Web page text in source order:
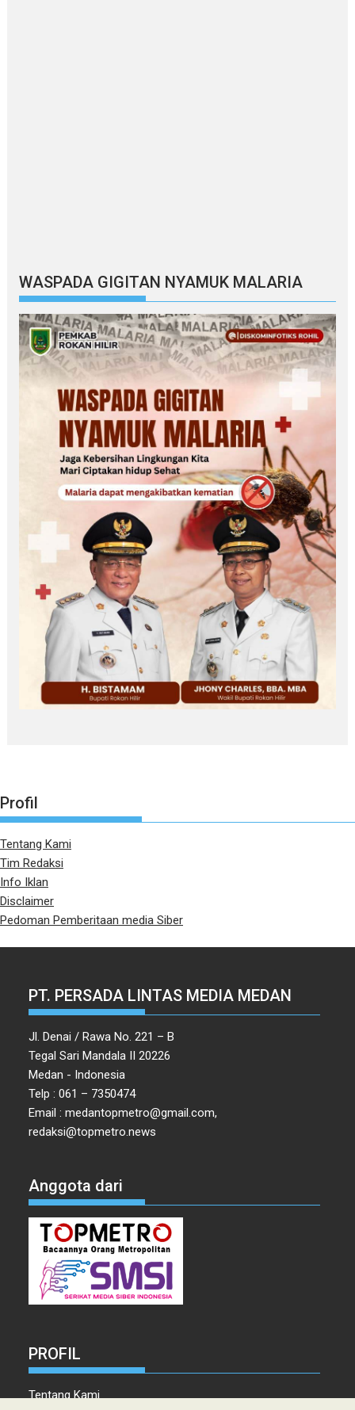
WASPADA GIGITAN NYAMUK MALARIA
Profil
Tentang Kami
Tim Redaksi
Info Iklan
Disclaimer
Pedoman Pemberitaan media Siber
PT. PERSADA LINTAS MEDIA MEDAN
Jl. Denai / Rawa No. 221 – B
Tegal Sari Mandala II 20226
Medan - Indonesia
Telp : 061 – 7350474
Email : medantopmetro@gmail.com,
redaksi@topmetro.news
Anggota dari
PROFIL
Tentang Kami